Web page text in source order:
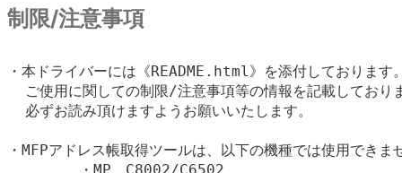
制限/注意事項
・本ドライバーには《README.html》を添付しております
ご使用に関しての制限/注意事項等の情報を記載しており
  必ずお読み頂けますようお願いいたします。
・MFPアドレス帳取得ツールは、以下の機種では使用できま